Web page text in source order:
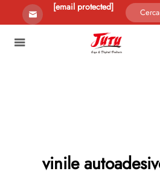
[email protected]
vinile